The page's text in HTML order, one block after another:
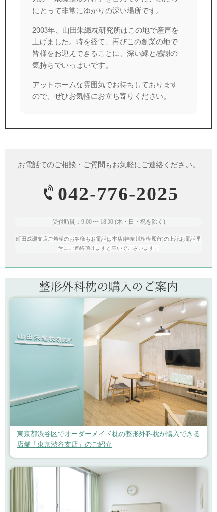
にとって非常にゆかりの深い場所です。
2003年、山田朱織枕研究所はこの地で産声を
上げました。時を経て、再びこの創業の地で
皆様をお迎えできることに、深い縁と感謝の
気持ちでいっぱいです。
アットホームな雰囲気でお待ちしております
ので、ぜひお気軽にお立ち寄りください。
お電話でのご相談・ご質問もお気軽にご連絡ください。
042-776-2025
受付時間：9:00 〜 18:00 (木・日・祝を除く)
町田成瀬支店ご希望のお客様もお電話は本店(神奈川相模原市)の上記お電話番
号にご連絡頂けますと幸いでございます。
整形外科枕の購入のご案内
東京都渋谷区でオーダーメイド枕の整形外科枕が購入できる
店舗「東京渋谷支店」のご紹介